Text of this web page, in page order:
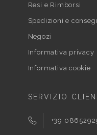
Resi e Rimborsi
Spedizioni e
Negozi
Informativa privacy
Informativa cookie
SERVIZIO
+39